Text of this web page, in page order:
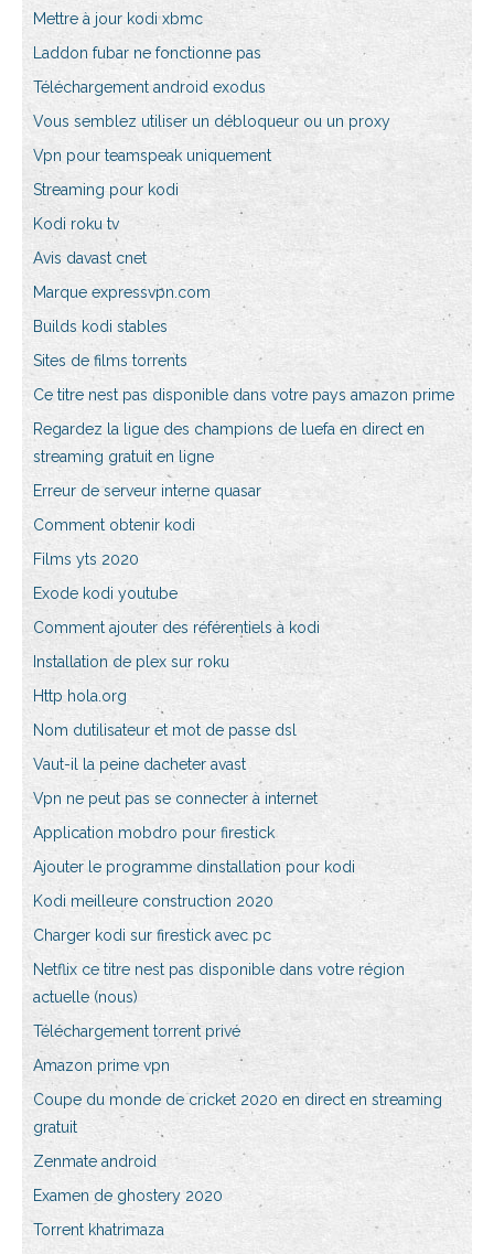
Mettre à jour kodi xbmc
Laddon fubar ne fonctionne pas
Téléchargement android exodus
Vous semblez utiliser un débloqueur ou un proxy
Vpn pour teamspeak uniquement
Streaming pour kodi
Kodi roku tv
Avis davast cnet
Marque expressvpn.com
Builds kodi stables
Sites de films torrents
Ce titre nest pas disponible dans votre pays amazon prime
Regardez la ligue des champions de luefa en direct en
streaming gratuit en ligne
Erreur de serveur interne quasar
Comment obtenir kodi
Films yts 2020
Exode kodi youtube
Comment ajouter des référentiels à kodi
Installation de plex sur roku
Http hola.org
Nom dutilisateur et mot de passe dsl
Vaut-il la peine dacheter avast
Vpn ne peut pas se connecter à internet
Application mobdro pour firestick
Ajouter le programme dinstallation pour kodi
Kodi meilleure construction 2020
Charger kodi sur firestick avec pc
Netflix ce titre nest pas disponible dans votre région
actuelle (nous)
Téléchargement torrent privé
Amazon prime vpn
Coupe du monde de cricket 2020 en direct en streaming
gratuit
Zenmate android
Examen de ghostery 2020
Torrent khatrimaza